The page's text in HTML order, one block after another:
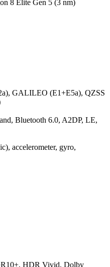
8 Elite Gen 5 (3 nm)
GALILEO (E1+E5a), QZSS
Bluetooth 6.0, A2DP, LE,
accelerometer, gyro,
HDR Vivid, Dolby